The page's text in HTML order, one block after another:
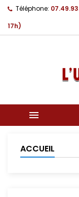
Téléphone:
17h)

ACCUEIL